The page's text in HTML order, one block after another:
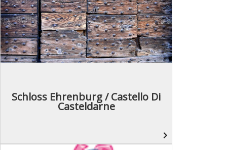
Schloss Ehrenburg / Castello Di
Casteldarne
navigate_next